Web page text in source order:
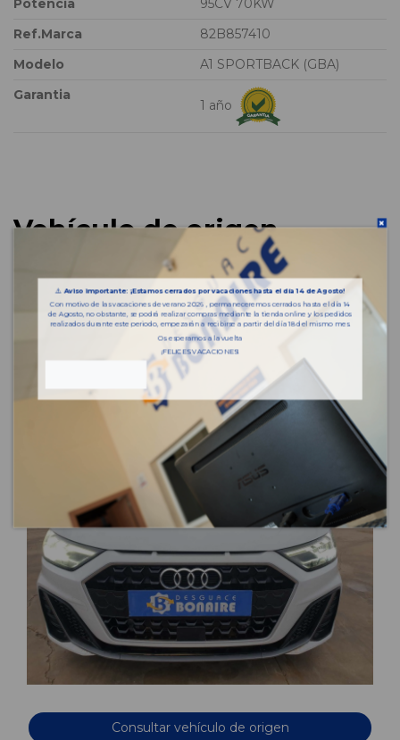
Potencia
95CV 70KW
Ref.Marca
82B857410
Modelo
A1 SPORTBACK (GBA)
Garantia
1 año
Vehículo de origen
Consultar vehículo de origen
⚠️Aviso importante: ¡Estamos cerrados por vacaciones hasta el día 14 de Agosto!
Con motivo de las vacaciones de verano 2026 , permaneceremos cerrados hasta el día 14
de Agosto, no obstante, se podrá realizar compras mediante la tienda online y los pedidos
realizados durante este periodo, empezarán a recibirse a partir del día 18 del mismo mes.
Os esperamos a la vuelta
¡FELICES VACACIONES!